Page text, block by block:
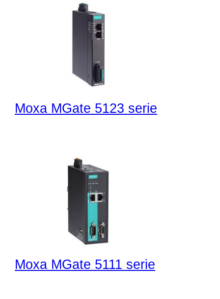
Moxa MGate 5123 serie
Moxa MGate 5111 serie